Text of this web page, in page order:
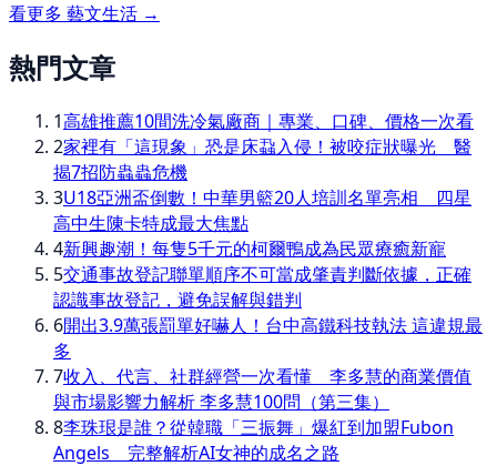
看更多 藝文生活 →
熱門文章
1高雄推薦10間洗冷氣廠商｜專業、口碑、價格一次看
2家裡有「這現象」恐是床蝨入侵！被咬症狀曝光 醫
揭7招防蟲蟲危機
3U18亞洲盃倒數！中華男籃20人培訓名單亮相 四星
高中生陳卡特成最大焦點
4新興趣潮！每隻5千元的柯爾鴨成為民眾療癒新寵
5交通事故登記聯單順序不可當成肇責判斷依據，正確
認識事故登記，避免誤解與錯判
6開出3.9萬張罰單好嚇人！台中高鐵科技執法 這違規最
多
7收入、代言、社群經營一次看懂 李多慧的商業價值
與市場影響力解析 李多慧100問（第三集）
8李珠珢是誰？從韓職「三振舞」爆紅到加盟Fubon
Angels 完整解析AI女神的成名之路